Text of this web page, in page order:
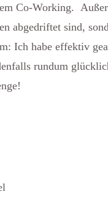
Co-Working.
abgedriftet sind,
Ich habe effektiv
rundum